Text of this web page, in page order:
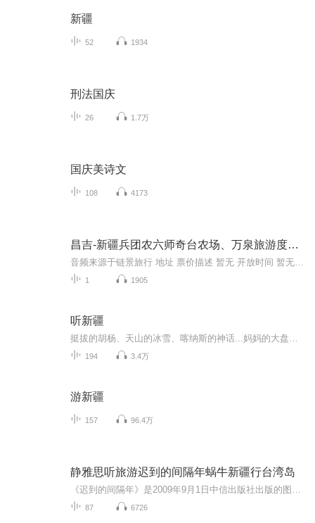
新疆
52 1934
刑法国庆
26 1.7万
国庆美诗文
108 4173
昌吉-新疆兵团农六师奇台农场、万泉旅游度假村
1 1905
听新疆
194 3.4万
游新疆
157 96.4万
静雅思听旅游迟到的间隔年蜗牛新疆行台湾岛
87 6726